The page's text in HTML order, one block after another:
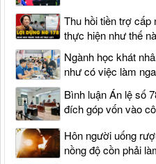
Thu hồi tiền trợ
thực hiện như thế
Ngành học khát
như có việc làm
Bình luận Án lệ số
đích góp vốn vào
Hôn người uống
nồng độ cồn phải